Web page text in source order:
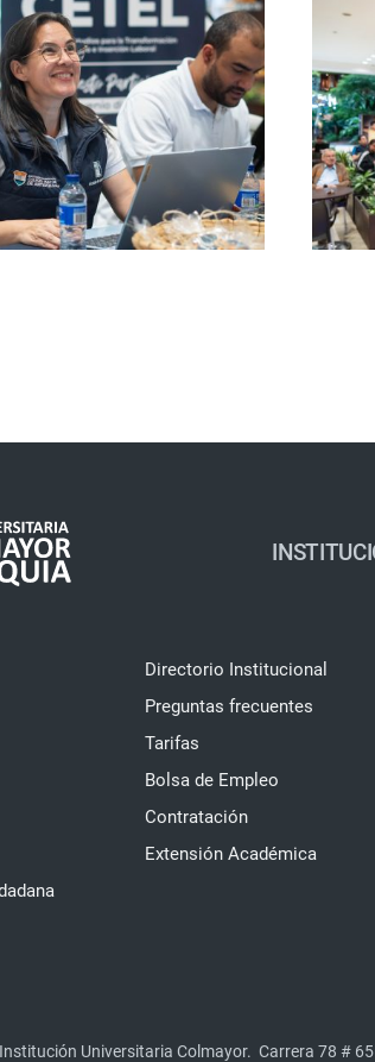
Directorio Institucional
Preguntas frecuentes
Tarifas
Bolsa de Empleo
Contratación
Extensión Académica
Universitaria Colmayor. Carrera 78 #